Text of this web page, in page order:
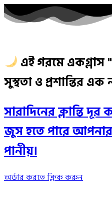
এই গরমে একগ্লাস
সুস্থতা ও প্রশান্তির
সারাদিনের ক্লান্তি দূর
জুস হতে পারে
পানীয়।
অর্ডার করতে ক্লিক করুন